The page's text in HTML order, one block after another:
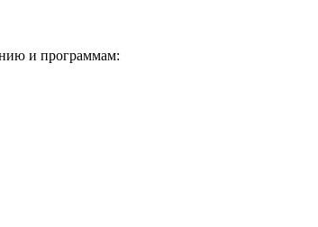
и программам: